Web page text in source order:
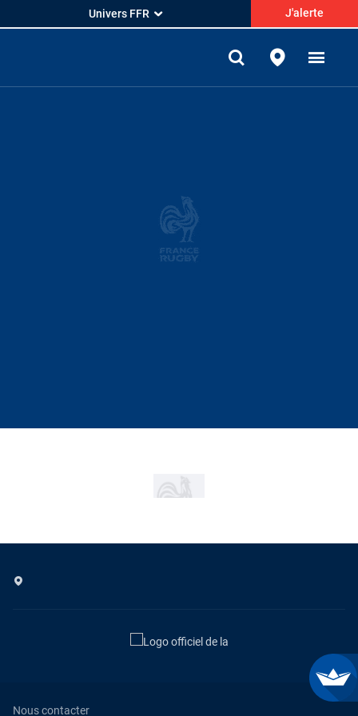
Univers FFR J'alerte
Nous contacter